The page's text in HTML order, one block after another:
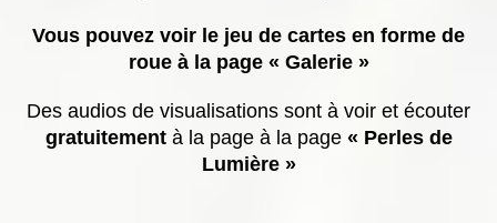
Vous pouvez voir le jeu de cartes en forme de
roue à la page « Galerie »
Des audios de visualisations sont à voir et écouter
gratuitement à la page à la page « Perles de
Lumière »